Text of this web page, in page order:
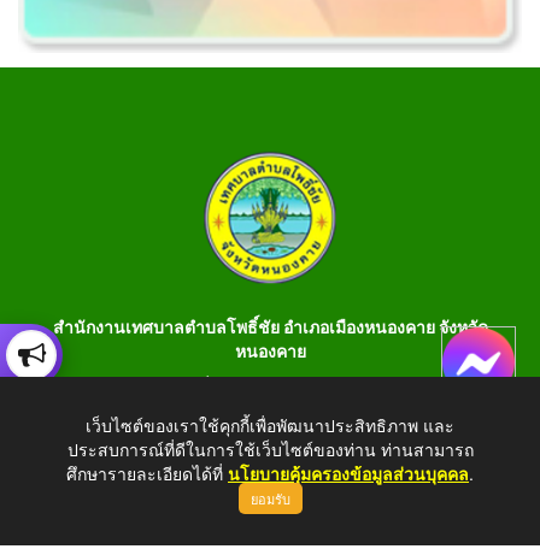
สำนักงานเทศบาลตำบลโพธิ์ชัย อำเภอเมืองหนองคาย จังหวัด
หนองคาย
990401 โทรสาร 042-990400
E-Saraban : saraban_05430106@dla.go.th
เว็บไซต์ของเราใช้คุกกี้เพื่อพัฒนาประสิทธิภาพ และ
ประสบการณ์ที่ดีในการใช้เว็บไซต์ของท่าน ท่านสามารถ
ศึกษารายละเอียดได้ที่ นโยบายคุ้มครองข้อมูลส่วนบุคคล.
ยอมรับ